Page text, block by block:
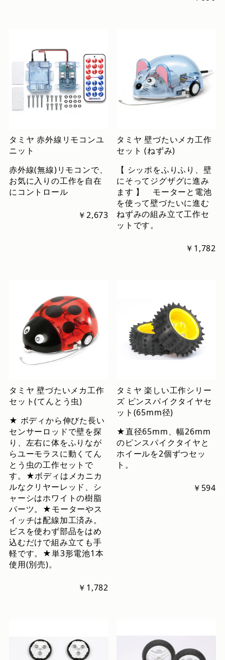
タミヤ 赤外線リモコンユ
ニット
赤外線(無線)リモコンで、
お気に入りの工作を自在
にコントロール
￥2,673
タミヤ 壁づたいメカ工作
セット (ねずみ)
【 シッポをふりふり、壁
にそってジグザグに進み
ます 】 モーターと電池
を使って壁づたいに進む
ねずみの組み立て工作セ
ットです。
￥1,782
タミヤ 壁づたいメカ工作
セット(てんとう虫)
★ ボディから伸びた長い
センサーロッドで壁を探
り、左右に体をふりなが
らユーモラスに動くてん
とう虫の工作セットで
す。★ボディはメカニカ
ルなクリヤーレッド、シ
ャーシはホワイトの樹脂
パーツ。★モーターやス
イッチは配線加工済み。
ビスを使わず部品をはめ
込むだけで組み立ても手
軽です。★単3形電池1本
使用(別売)。
￥1,782
タミヤ 楽しい工作シリー
ズ ピンスパイクタイヤセ
ット(65mm径)
★直径65mm、幅26mm
のピンスパイクタイヤと
ホイールを2個ずつセッ
ト。
￥594